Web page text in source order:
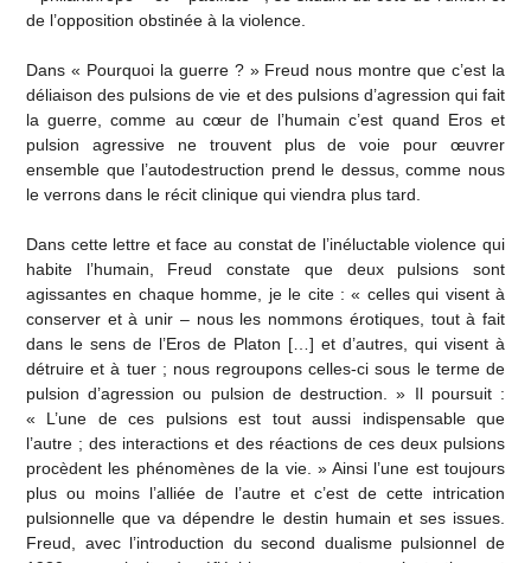
de l’opposition obstinée à la violence.
Dans « Pourquoi la guerre ? » Freud nous montre que c’est la
déliaison des pulsions de vie et des pulsions d’agression qui fait
la guerre, comme au cœur de l’humain c’est quand Eros et
pulsion agressive ne trouvent plus de voie pour œuvrer
ensemble que l’autodestruction prend le dessus, comme nous
le verrons dans le récit clinique qui viendra plus tard.
Dans cette lettre et face au constat de l’inéluctable violence qui
habite l’humain, Freud constate que deux pulsions sont
agissantes en chaque homme, je le cite : « celles qui visent à
conserver et à unir – nous les nommons érotiques, tout à fait
dans le sens de l’Eros de Platon […] et d’autres, qui visent à
détruire et à tuer ; nous regroupons celles-ci sous le terme de
pulsion d’agression ou pulsion de destruction. » Il poursuit :
« L’une de ces pulsions est tout aussi indispensable que
l’autre ; des interactions et des réactions de ces deux pulsions
procèdent les phénomènes de la vie. » Ainsi l’une est toujours
plus ou moins l’alliée de l’autre et c’est de cette intrication
pulsionnelle que va dépendre le destin humain et ses issues.
Freud, avec l’introduction du second dualisme pulsionnel de